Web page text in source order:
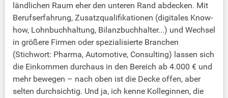
ländlichen Raum eher den unteren Rand abdecken. Mit
Berufserfahrung, Zusatzqualifikationen (digitales Know-
how, Lohnbuchhaltung, Bilanzbuchhalter...) und Wechsel
in größere Firmen oder spezialisierte Branchen
(Stichwort: Pharma, Automotive, Consulting) lassen sich
die Einkommen durchaus in den Bereich ab 4.000 € und
mehr bewegen – nach oben ist die Decke offen, aber
selten durchsichtig. Und ja, ich kenne Kolleginnen, die